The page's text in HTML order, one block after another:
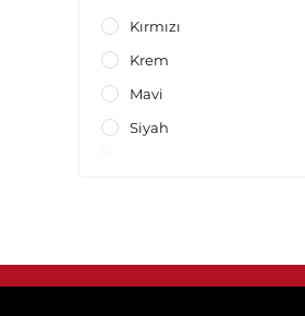
Kırmızı
Krem
Mavi
Siyah